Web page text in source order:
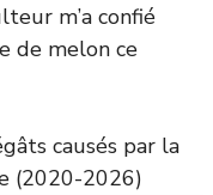
m’a confié
de melon ce
causés par la
(2020-2026)